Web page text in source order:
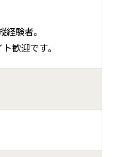
経験者。
歓迎です。